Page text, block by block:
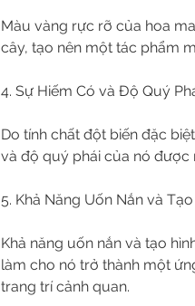
Màu vàng rực rỡ của hoa
cây, tạo nên một tác phẩm
4. Sự Hiếm Có và Độ Quý
Do tính chất đột biến đặc
và độ quý phái của nó được
5. Khả Năng Uốn Nắn và Tạo
Khả năng uốn nắn và tạo
làm cho nó trở thành một
trang trí cảnh quan.